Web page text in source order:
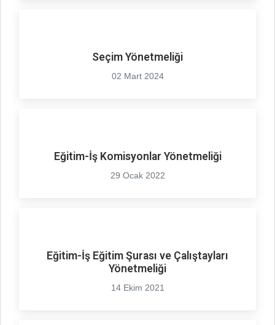
Seçim Yönetmeliği
02 Mart 2024
Eğitim-İş Komisyonlar Yönetmeliği
29 Ocak 2022
Eğitim-İş Eğitim Şurası ve Çalıştayları
Yönetmeliği
14 Ekim 2021